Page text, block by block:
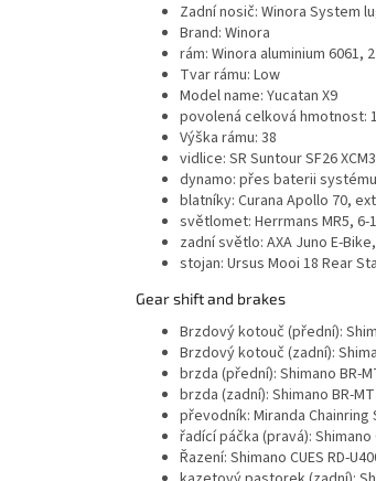
Zadní nosič: Winora System
Brand: Winora
rám: Winora aluminium 6061,
Tvar rámu: Low
Model name: Yucatan X9
povolená celková hmotnost:
Výška rámu: 38
vidlice: SR Suntour SF26
dynamo: přes baterii systému
blatníky: Curana Apollo 70,
světlomet: Herrmans MR5, 6-
zadní světlo: AXA Juno E-
stojan: Ursus Mooi 18 Rear
Gear shift and brakes
Brzdový kotouč (přední):
Brzdový kotouč (zadní):
brzda (přední): Shimano BR-
brzda (zadní): Shimano BR-
převodník: Miranda Chainring
řadící páčka (pravá): Shimano
Řazení: Shimano CUES RD-